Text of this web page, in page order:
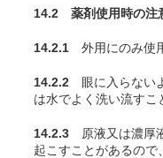
14.2 薬剤使用時の注
14.2.1 外用にのみ使
14.2.2 眼に入らない
は水でよく洗い流すこ
14.2.3 原液又は濃厚
起こすことがあるので